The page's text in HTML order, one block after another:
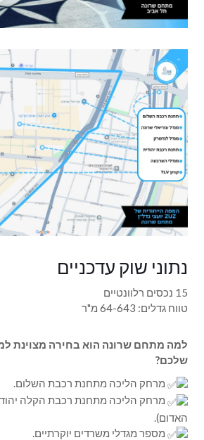
נתוני שוק עדכניים
15 נכסים רלוונטיים
טווח גדלים: 64-643 מ"ר
למה מתחם שרונה הוא בחירה מצוינת
שלכם?
מרחק הליכה מתחנת רכבת השלום.
מרחק הליכה מתחנת רכבת הקלה
האדום).
מספר מגדלי משרדים יוקרתיים.